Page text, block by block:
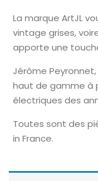
La marque ArtJL
vintage grises,
apporte une
Jérôme
haut de gamme à
électriques des
Toutes sont des
in France.